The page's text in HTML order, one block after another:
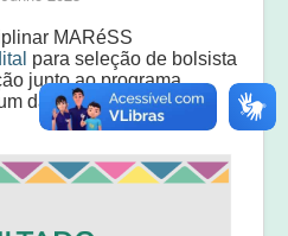
MARéSS
para seleção de bolsista
junto ao programa
da Lagoa dos Patos”.